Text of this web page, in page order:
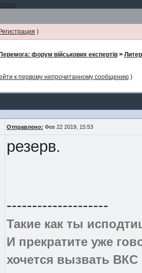
)
форум військових експертів>
к первому непрочитанному сообщению)
Отправлено: Фев 22 2019, 15:53
резерв.
--------------------
Такие как ты
И прекратите уже
хочется вызвать